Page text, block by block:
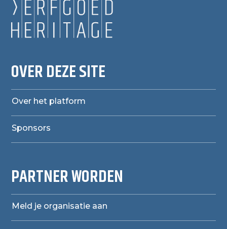
OVER DEZE SITE
Over het platform
Sponsors
PARTNER WORDEN
Meld je organisatie aan